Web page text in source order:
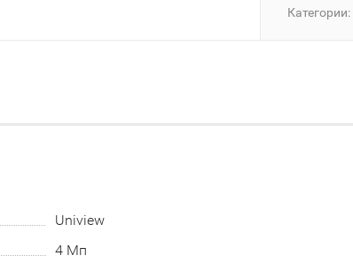
Категории:
Uniview
4 Мп